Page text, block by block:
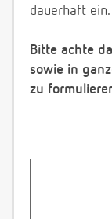
dauerhaft ein.
Bitte achte
sowie in
zu